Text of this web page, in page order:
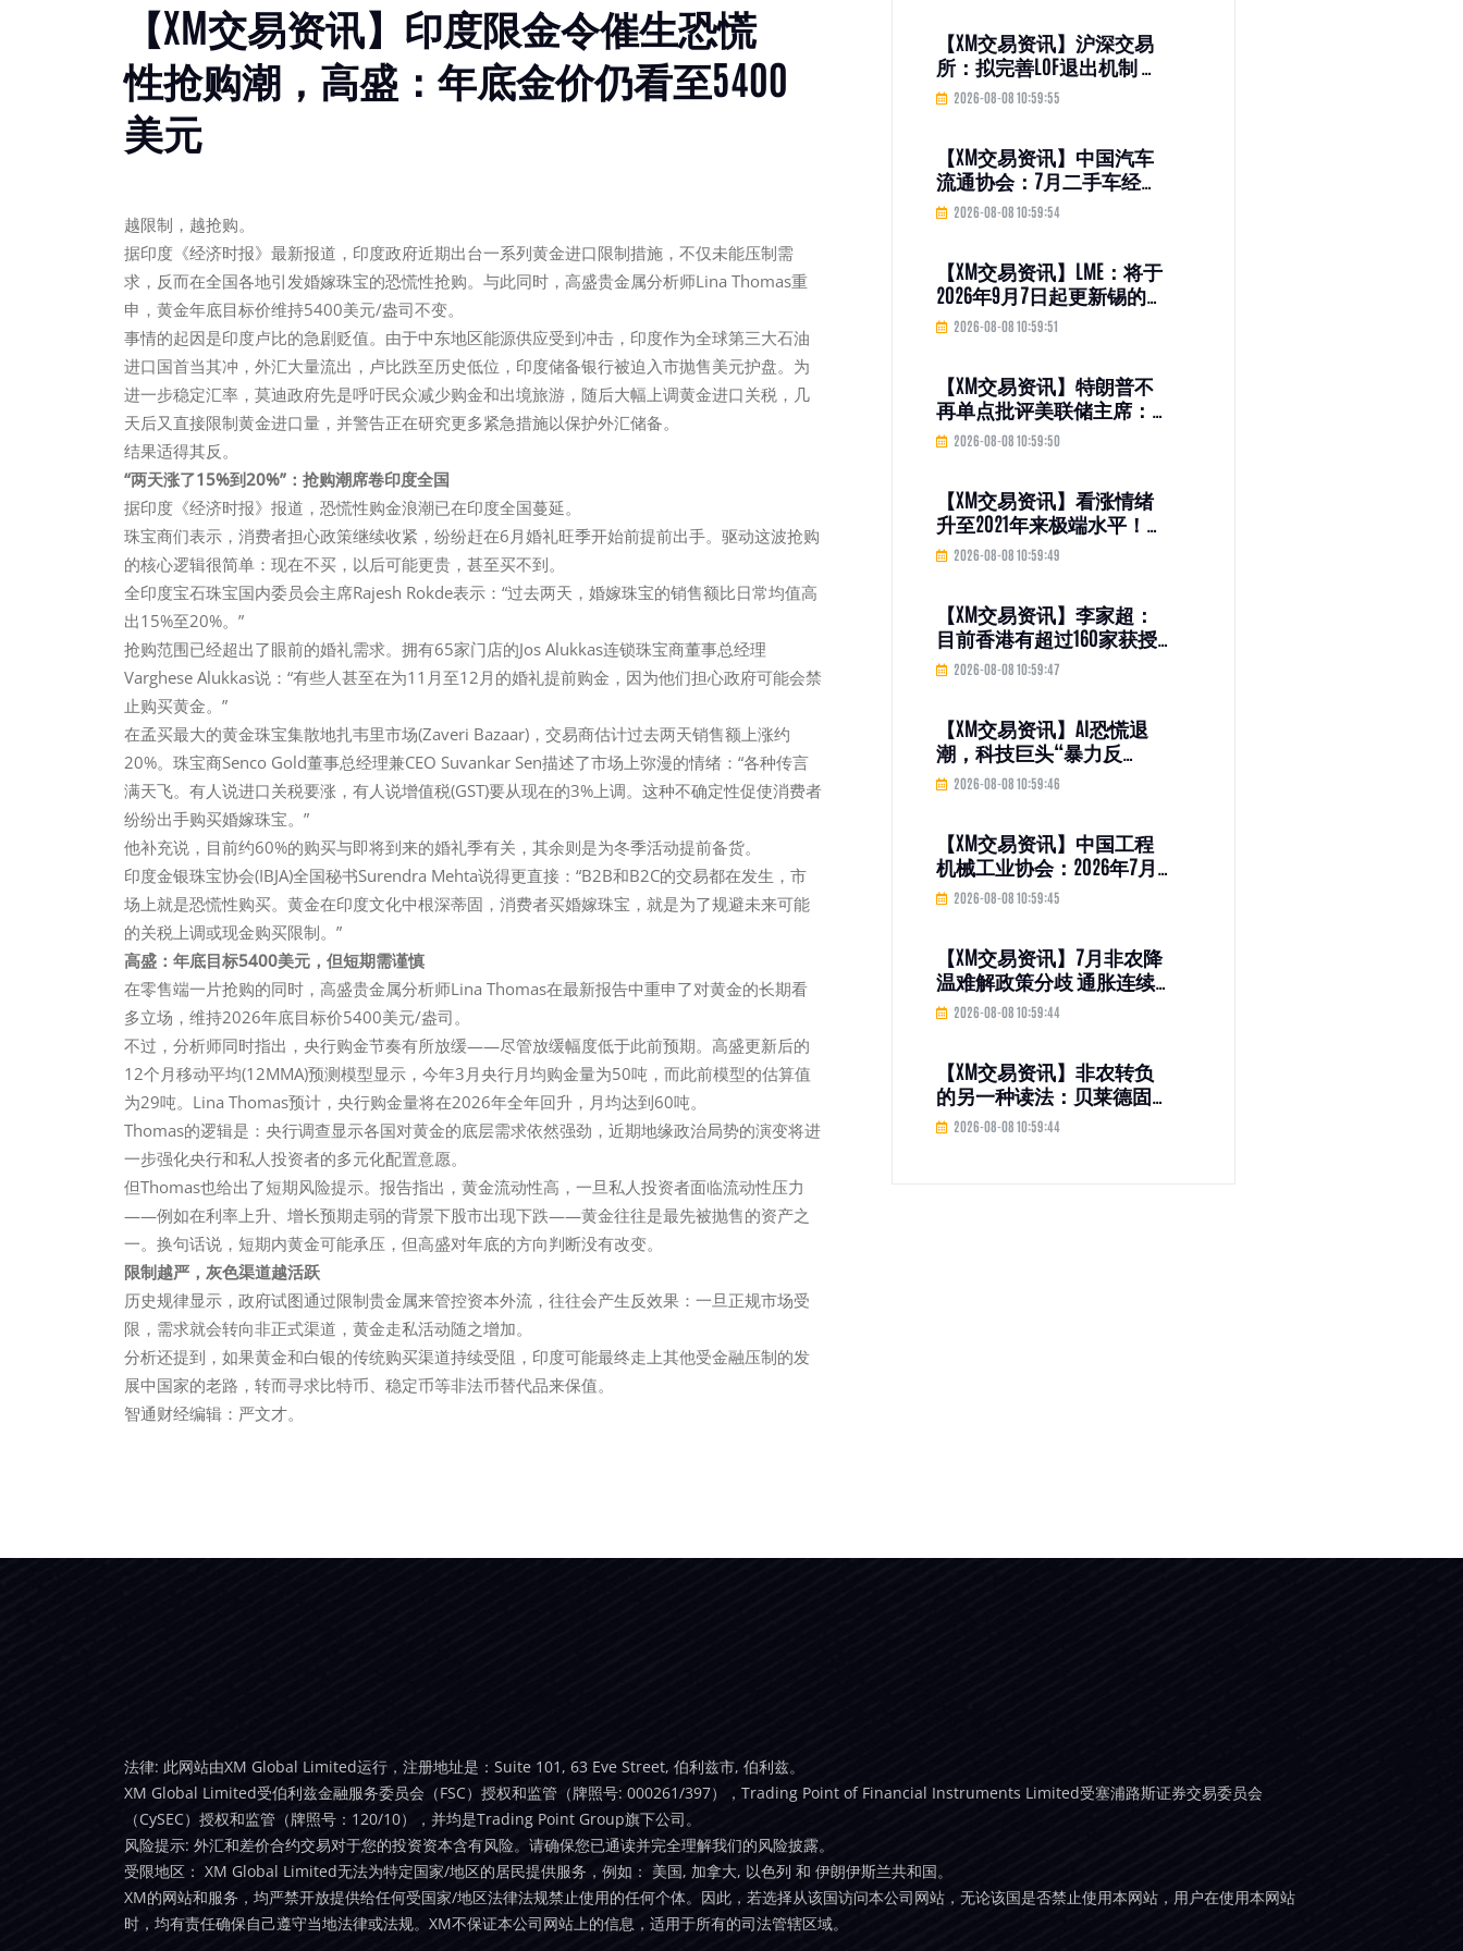
【XM交易资讯】印度限金令催生恐慌
性抢购潮，高盛：年底金价仍看至5400
美元
越限制，越抢购。
据印度《经济时报》最新报道，印度政府近期出台一系列黄金进口限制措施，不仅未能压制需
求，反而在全国各地引发婚嫁珠宝的恐慌性抢购。与此同时，高盛贵金属分析师Lina Thomas重
申，黄金年底目标价维持5400美元/盎司不变。
事情的起因是印度卢比的急剧贬值。由于中东地区能源供应受到冲击，印度作为全球第三大石油
进口国首当其冲，外汇大量流出，卢比跌至历史低位，印度储备银行被迫入市抛售美元护盘。为
进一步稳定汇率，莫迪政府先是呼吁民众减少购金和出境旅游，随后大幅上调黄金进口关税，几
天后又直接限制黄金进口量，并警告正在研究更多紧急措施以保护外汇储备。
结果适得其反。
“两天涨了15%到20%”：抢购潮席卷印度全国
据印度《经济时报》报道，恐慌性购金浪潮已在印度全国蔓延。
珠宝商们表示，消费者担心政策继续收紧，纷纷赶在6月婚礼旺季开始前提前出手。驱动这波抢购
的核心逻辑很简单：现在不买，以后可能更贵，甚至买不到。
全印度宝石珠宝国内委员会主席Rajesh Rokde表示：“过去两天，婚嫁珠宝的销售额比日常均值高
出15%至20%。”
抢购范围已经超出了眼前的婚礼需求。拥有65家门店的Jos Alukkas连锁珠宝商董事总经理
Varghese Alukkas说：“有些人甚至在为11月至12月的婚礼提前购金，因为他们担心政府可能会禁
止购买黄金。”
在孟买最大的黄金珠宝集散地扎韦里市场(Zaveri Bazaar)，交易商估计过去两天销售额上涨约
20%。珠宝商Senco Gold董事总经理兼CEO Suvankar Sen描述了市场上弥漫的情绪：“各种传言
满天飞。有人说进口关税要涨，有人说增值税(GST)要从现在的3%上调。这种不确定性促使消费者
纷纷出手购买婚嫁珠宝。”
他补充说，目前约60%的购买与即将到来的婚礼季有关，其余则是为冬季活动提前备货。
印度金银珠宝协会(IBJA)全国秘书Surendra Mehta说得更直接：“B2B和B2C的交易都在发生，市
场上就是恐慌性购买。黄金在印度文化中根深蒂固，消费者买婚嫁珠宝，就是为了规避未来可能
的关税上调或现金购买限制。”
高盛：年底目标5400美元，但短期需谨慎
在零售端一片抢购的同时，高盛贵金属分析师Lina Thomas在最新报告中重申了对黄金的长期看
多立场，维持2026年底目标价5400美元/盎司。
不过，分析师同时指出，央行购金节奏有所放缓——尽管放缓幅度低于此前预期。高盛更新后的
12个月移动平均(12MMA)预测模型显示，今年3月央行月均购金量为50吨，而此前模型的估算值
为29吨。Lina Thomas预计，央行购金量将在2026年全年回升，月均达到60吨。
Thomas的逻辑是：央行调查显示各国对黄金的底层需求依然强劲，近期地缘政治局势的演变将进
一步强化央行和私人投资者的多元化配置意愿。
但Thomas也给出了短期风险提示。报告指出，黄金流动性高，一旦私人投资者面临流动性压力
——例如在利率上升、增长预期走弱的背景下股市出现下跌——黄金往往是最先被抛售的资产之
一。换句话说，短期内黄金可能承压，但高盛对年底的方向判断没有改变。
限制越严，灰色渠道越活跃
历史规律显示，政府试图通过限制贵金属来管控资本外流，往往会产生反效果：一旦正规市场受
限，需求就会转向非正式渠道，黄金走私活动随之增加。
分析还提到，如果黄金和白银的传统购买渠道持续受阻，印度可能最终走上其他受金融压制的发
展中国家的老路，转而寻求比特币、稳定币等非法币替代品来保值。
智通财经编辑：严文才。
【XM交易资讯】沪深交易
所：拟完善LOF退出机制 商
品期货LOF、QDII LOF最晚
2027年底终止上市
2026-08-08 10:59:55
【XM交易资讯】中国汽车
流通协会：7月二手车经理
人指数为40.1% 同比下降1.6
个百分点
2026-08-08 10:59:54
【XM交易资讯】LME：将于
2026年9月7日起更新锡的收
盘价计算方式
2026-08-08 10:59:51
【XM交易资讯】特朗普不
再单点批评美联储主席：
降息压力转向整个理事会
2026-08-08 10:59:50
【XM交易资讯】看涨情绪
升至2021年来极端水平！美
股反弹之际美银泼冷水：
投资者应降低风险资产敞
2026-08-08 10:59:49
【XM交易资讯】李家超：
目前香港有超过160家获授
权保险公司 包括三家以香
港为集团监管基地的国际
2026-08-08 10:59:47
【XM交易资讯】AI恐慌退
潮，科技巨头“暴力反
弹”：是王者归来还是昙花
一现？
2026-08-08 10:59:46
【XM交易资讯】中国工程
机械工业协会：2026年7月
销售各类挖掘机19521台 同
比增长13.9%
2026-08-08 10:59:45
【XM交易资讯】7月非农降
温难解政策分歧 通胀连续
五年高于目标 美联储支持
加息阵营扩大
2026-08-08 10:59:44
【XM交易资讯】非农转负
的另一种读法：贝莱德固
收CIO称AI正让就业数据失
效 加息“已无意义”
2026-08-08 10:59:44
法律: 此网站由XM Global Limited运行，注册地址是：Suite 101, 63 Eve Street, 伯利兹市, 伯利兹。
XM Global Limited受伯利兹金融服务委员会（FSC）授权和监管（牌照号: 000261/397），Trading Point of Financial Instruments Limited受塞浦路斯证券交易委员会
（CySEC）授权和监管（牌照号：120/10），并均是Trading Point Group旗下公司。
风险提示: 外汇和差价合约交易对于您的投资资本含有风险。请确保您已通读并完全理解我们的风险披露。
受限地区： XM Global Limited无法为特定国家/地区的居民提供服务，例如： 美国, 加拿大, 以色列 和 伊朗伊斯兰共和国。
XM的网站和服务，均严禁开放提供给任何受国家/地区法律法规禁止使用的任何个体。因此，若选择从该国访问本公司网站，无论该国是否禁止使用本网站，用户在使用本网站
时，均有责任确保自己遵守当地法律或法规。XM不保证本公司网站上的信息，适用于所有的司法管辖区域。